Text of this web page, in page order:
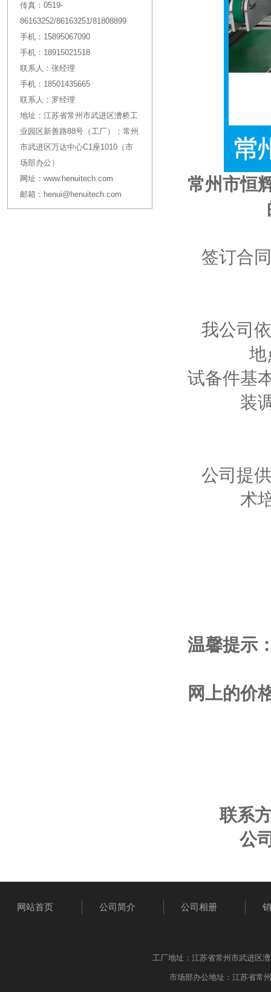
传真： 0519-
86163252/86163251/81808899
手机： 15895067090
手机： 18915021518
联系人： 张经理
手机： 18501435665
联系人： 罗经理
地址： 江苏省常州市武进区漕桥工
业园区新善路88号（工厂）；常州
市武进区万达中心C1座1010（市
场部办公）
网址： www.henuitech.com
邮箱： henui@henuitech.com
常州市恒
签订合
我公司
地
试备件基
装
公司提
术
温馨提示
网上的价
联系
公
网站首页 公司简介 公司相册
工厂地址：江苏省常州市武进区
市场部办公地址：江苏省常